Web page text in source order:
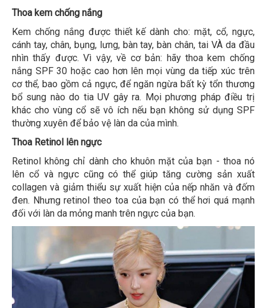
Thoa kem chống nắng
Kem chống nắng được thiết kế dành cho: mặt, cổ, ngực,
cánh tay, chân, bụng, lưng, bàn tay, bàn chân, tai VÀ da đầu
nhìn thấy được. Vì vậy, về cơ bản: hãy thoa kem chống
nắng SPF 30 hoặc cao hơn lên mọi vùng da tiếp xúc trên
cơ thể, bao gồm cả ngực, để ngăn ngừa bất kỳ tổn thương
bổ sung nào do tia UV gây ra. Mọi phương pháp điều trị
khác cho vùng cổ sẽ vô ích nếu bạn không sử dụng SPF
thường xuyên để bảo vệ làn da của mình.
Thoa Retinol lên ngực
Retinol không chỉ dành cho khuôn mặt của bạn - thoa nó
lên cổ và ngực cũng có thể giúp tăng cường sản xuất
collagen và giảm thiểu sự xuất hiện của nếp nhăn và đốm
đen. Nhưng retinol theo toa của bạn có thể hơi quá mạnh
đối với làn da mỏng manh trên ngực của bạn.